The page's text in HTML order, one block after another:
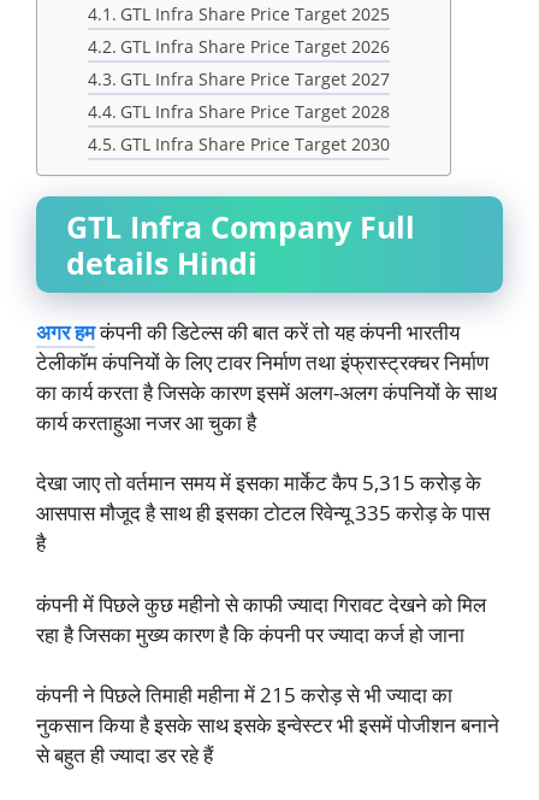
GTL Infra Share Price Target 2025
GTL Infra Share Price Target 2026
GTL Infra Share Price Target 2027
GTL Infra Share Price Target 2028
GTL Infra Share Price Target 2030
GTL Infra Company Full
details Hindi
अगर हमकंपनी की डिटेल्स की बात करें तो यह कंपनी भारतीय
टेलीकॉम कंपनियों के लिए टावर निर्माण तथा इंफ्रास्ट्रक्चर निर्माण
का कार्य करता है जिसके कारण इसमें अलग-अलग कंपनियों के साथ
कार्य करताहुआ नजर आ चुका है
देखा जाए तो वर्तमान समय में इसका मार्केट कैप 5,315 करोड़ के
आसपास मौजूद है साथ ही इसका टोटल रिवेन्यू 335 करोड़ के पास
है
कंपनी में पिछले कुछ महीनो से काफी ज्यादा गिरावट देखने को मिल
रहा है जिसका मुख्य कारण है कि कंपनी पर ज्यादा कर्ज हो जाना
कंपनी ने पिछले तिमाही महीना में 215 करोड़ से भी ज्यादा का
नुकसान किया है इसके साथ इसके इन्वेस्टर भी इसमें पोजीशन बनाने
से बहुत ही ज्यादा डर रहे हैं